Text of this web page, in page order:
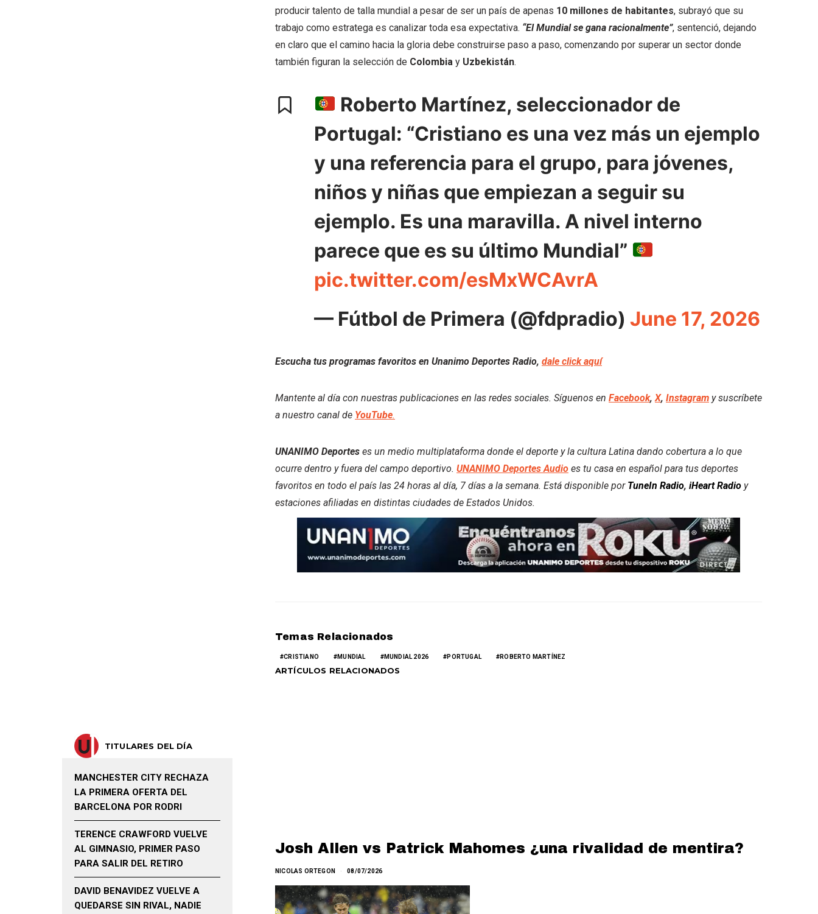
producir talento de talla mundial a pesar de ser un país de apenas 10 millones de habitantes, subrayó que su
trabajo como estratega es canalizar toda esa expectativa. “El Mundial se gana racionalmente”, sentenció, dejando
en claro que el camino hacia la gloria debe construirse paso a paso, comenzando por superar un sector donde
también figuran la selección de Colombia y Uzbekistán.
Roberto Martínez, seleccionador de
Portugal: “Cristiano es una vez más un ejemplo
y una referencia para el grupo, para jóvenes,
niños y niñas que empiezan a seguir su
ejemplo. Es una maravilla. A nivel interno
parece que es su último Mundial”
pic.twitter.com/esMxWCAvrA
— Fútbol de Primera (@fdpradio) June 17, 2026
Escucha tus programas favoritos en Unanimo Deportes Radio, dale click aquí
Mantente al día con nuestras publicaciones en las redes sociales. Síguenos en Facebook,X, Instagram y suscríbete
a nuestro canal de YouTube.
UNANIMO Deportes es un medio multiplataforma donde el deporte y la cultura Latina dando cobertura a lo que
ocurre dentro y fuera del campo deportivo. UNANIMO Deportes Audio es tu casa en español para tus deportes
favoritos en todo el país las 24 horas al día, 7 días a la semana. Está disponible por TuneIn Radio, iHeart Radio y
estaciones afiliadas en distintas ciudades de Estados Unidos.
Temas Relacionados
CRISTIANO MUNDIAL MUNDIAL 2026 PORTUGAL ROBERTO MARTÍNEZ
ARTÍCULOS RELACIONADOS
Josh Allen vs Patrick Mahomes ¿una rivalidad de mentira?
NICOLAS ORTEGON 08/07/2026
TITULARES DEL DÍA
MANCHESTER CITY RECHAZA
LA PRIMERA OFERTA DEL
BARCELONA POR RODRI
TERENCE CRAWFORD VUELVE
AL GIMNASIO, PRIMER PASO
PARA SALIR DEL RETIRO
DAVID BENAVIDEZ VUELVE A
QUEDARSE SIN RIVAL, NADIE